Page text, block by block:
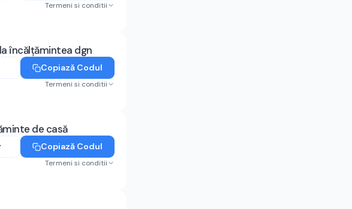
Termeni si conditii
încălțămintea dgn
Copiază Codul
Termeni si conditii
de casă
Copiază Codul
Termeni si conditii